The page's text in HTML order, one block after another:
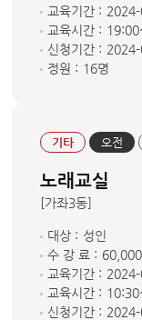
교육기간 :
교육시간 :
신청기간 :
정원 : 16명
기타 오전
노래교실
[가좌3동]
대상 : 성인
수 강 료 :
교육기간 :
교육시간 :
신청기간 :